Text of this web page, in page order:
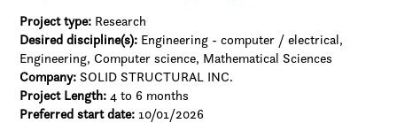
Project type: Research
Desired discipline(s): Engineering - computer / electrical,
Engineering, Computer science, Mathematical Sciences
Company:SOLID STRUCTURAL INC.
Project Length:4 to 6 months
Preferred start date: 10/01/2026